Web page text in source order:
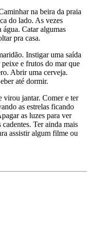
na beira da praia
do lado. As vezes
água. Catar algumas
pra casa.
Instigar uma saída
e frutos do mar que
Abrir uma cerveja.
até dormir.
virou jantar. Comer e ter
as estrelas ficando
as luzes para ver
cadentes. Ter ainda mais
assistir algum filme ou